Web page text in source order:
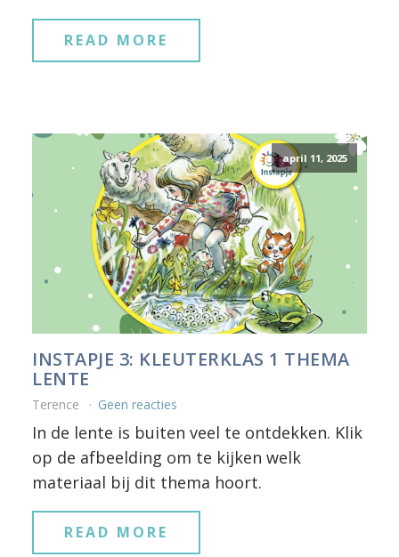
READ MORE
april 11, 2025
INSTAPJE 3: KLEUTERKLAS 1 THEMA
LENTE
Terence Geen reacties
In de lente is buiten veel te ontdekken. Klik
op de afbeelding om te kijken welk
materiaal bij dit thema hoort.
READ MORE